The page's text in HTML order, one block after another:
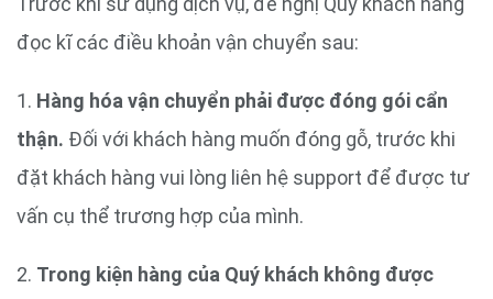
đọc kĩ các điều khoản vận chuyển sau:
1. Hàng hóa vận chuyển phải được đóng gói cẩn
thận. Đối với khách hàng muốn đóng gỗ, trước khi
đặt khách hàng vui lòng liên hệ support để được tư
vấn cụ thể trương hợp của mình.
2. Trong kiện hàng của Quý khách không được